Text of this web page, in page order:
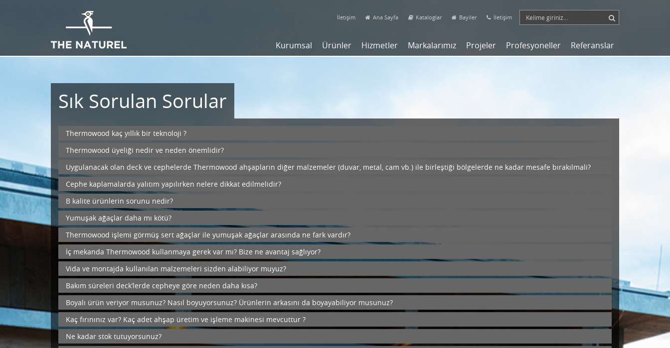
İletişim Ana Sayfa Kataloglar Bayiler İletişim
Kurumsal Ürünler Hizmetler Markalarımız Projeler Profesyoneller Referanslar
Sık Sorulan Sorular
Thermowood kaç yıllık bir teknoloji ?
Thermowood üyeliği nedir ve neden önemlidir?
Uygulanacak olan deck ve cephelerde Thermowood ahşapların diğer malzemeler (duvar, metal, cam vb.) ile birleştiği bölgelerde ne kadar mesafe bırakılmali?
Cephe kaplamalarda yalıtım yapılırken nelere dikkat edilmelidir?
B kalite ürünlerin sorunu nedir?
Yumuşak ağaçlar daha mı kötü?
Thermowood işlemi görmüş sert ağaçlar ile yumuşak ağaçlar arasında ne fark vardır?
İç mekanda Thermowood kullanmaya gerek var mı? Bize ne avantaj sağlıyor?
Vida ve montajda kullanılan malzemeleri sizden alabiliyor muyuz?
Bakım süreleri deck’lerde cepheye göre neden daha kısa?
Boyalı ürün veriyor musunuz? Nasıl boyuyorsunuz? Ürünlerin arkasını da boyayabiliyor musunuz?
Kaç fırınınız var? Kaç adet ahşap üretim ve işleme makinesi mevcuttur ?
Ne kadar stok tutuyorsunuz?